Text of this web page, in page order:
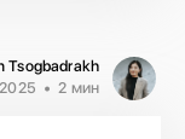
Tsogbadrakh
2 мин